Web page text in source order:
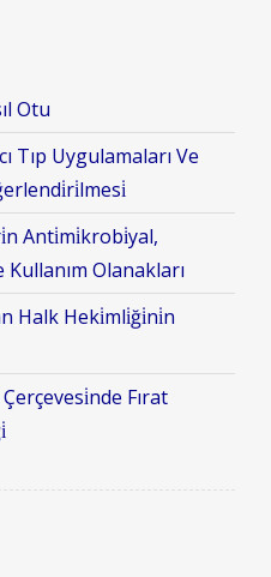
Otu
Tıp Uygulamaları Ve
Anti̇mi̇krobi̇yal,
Olanakları
Halk Heki̇mli̇ği̇ni̇n
Fırat